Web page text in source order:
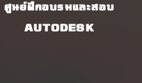
ศูนย์ฝึกอบรมและสอบ
AUTODESK